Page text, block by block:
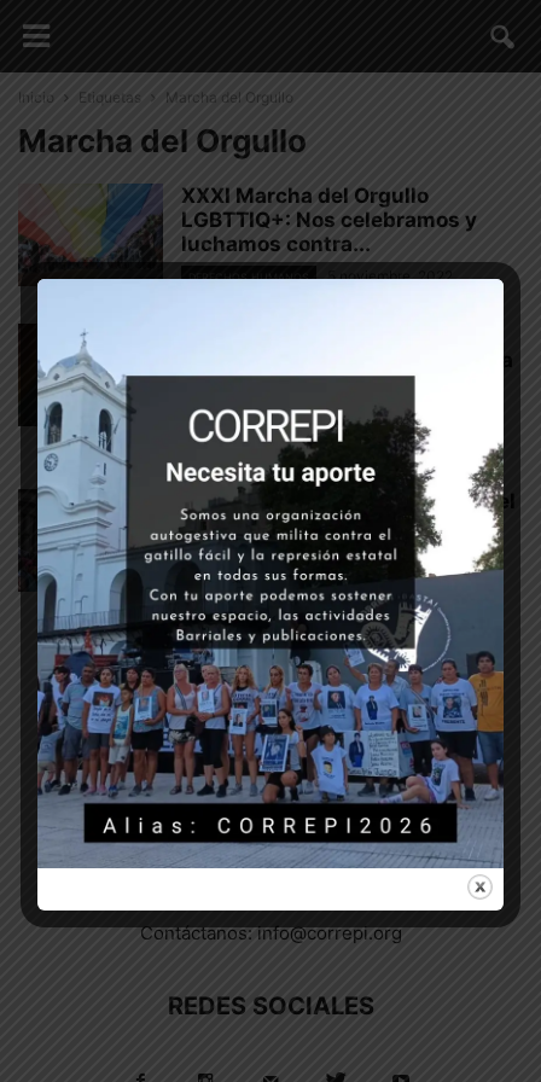
Inicio Etiquetas Marcha del Orgullo
Marcha del Orgullo
XXXI Marcha del Orgullo
LGBTTIQ+: Nos celebramos y
luchamos contra...
DERECHOS HUMANOS 5 noviembre, 2022
Orgullo en Lucha – XXVII Marcha
del...
GÉNEROS | DISIDENCIAS SEXUALES
19 noviembre, 2018
CORREPI EN LA XXVII Marcha del
Orgullo
GÉNEROS | DISIDENCIAS SEXUALES
16 noviembre, 2018
SOBRE NOSOTROS
Contáctanos:info@correpi.org
REDES SOCIALES